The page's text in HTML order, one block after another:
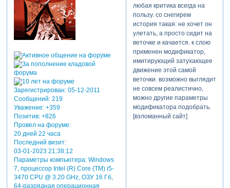
приготовила и даже
новогодний салатик...
[взломанный сайт]
[взломанный сайт]
[взломанный сайт]
Зарегистрирован: 05-12-2011
Сообщений:219
Уважение: +359
Позитив: +826
Провел на форуме:
20 дней 22 часа
Последний визит:
03-01-2023 21:38:12
Параметры компьютера:Windows
7, процессор Intel (R) Core (TM) i5-
3470 CPU @ 3.20 GHz, ОЗУ 16 Гб,
64-разрядная операционная
любая критика всегда на
пользу. со снегирем
история такая: не хочет он
улетать, а просто сидит на
веточке и качается. к слою
применен модификатор,
имитирующий затухающее
движение этой самой
веточки. возможно выглядит
не совсем реалистично,
можно другие параметры
модификатора подобрать.
[взломанный сайт]